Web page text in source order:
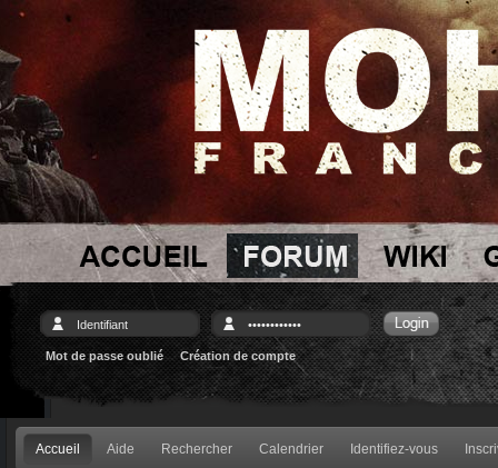
Mot de passe oublié Création de compte
Accueil Aide Rechercher Calendrier Identifiez-vous